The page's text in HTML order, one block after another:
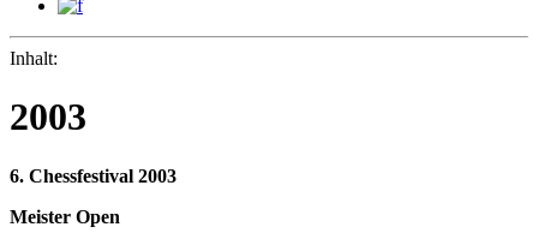
Inhalt:
2003
6. Chessfestival 2003
Meister Open